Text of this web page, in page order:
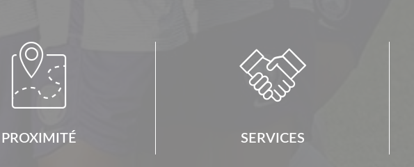

PROXIMITÉ

SERVICES